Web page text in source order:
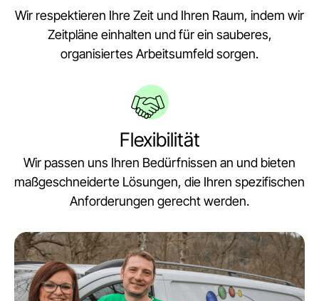
Wir respektieren Ihre Zeit und Ihren Raum, indem wir
Zeitpläne einhalten und für ein sauberes,
organisiertes Arbeitsumfeld sorgen.
Flexibilität
Wir passen uns Ihren Bedürfnissen an und bieten
maßgeschneiderte Lösungen, die Ihren spezifischen
Anforderungen gerecht werden.